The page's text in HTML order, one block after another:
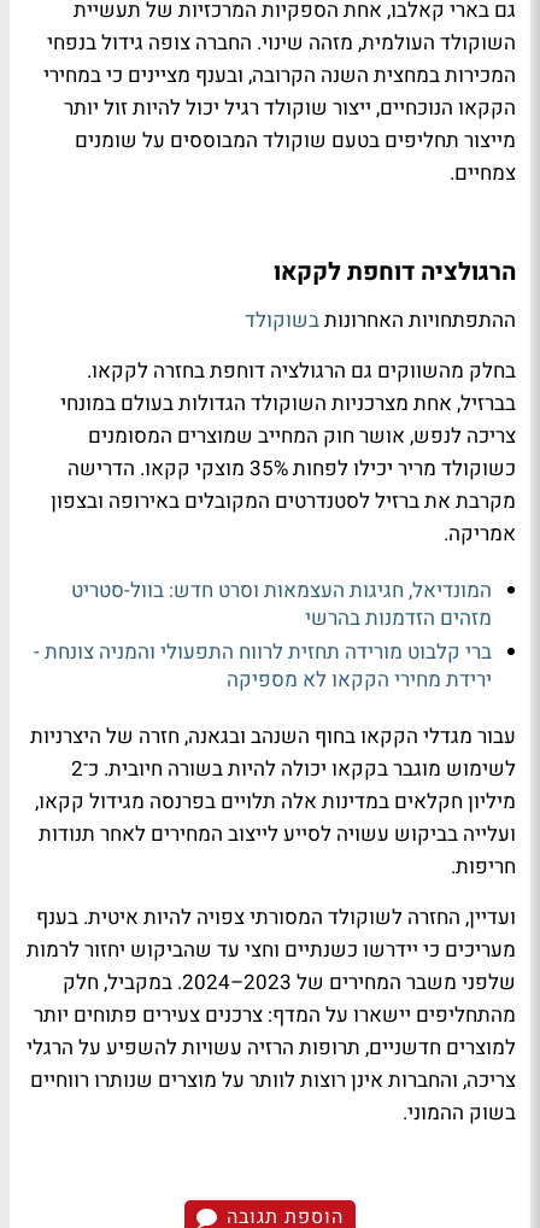
גם בארי קאלבו, אחת הספקיות המרכזיות של תעשיית
השוקולד העולמית, מזהה שינוי. החברה צופה גידול בנפחי
המכירות במחצית השנה הקרובה, ובענף מציינים כי במחירי
הקקאו הנוכחיים, ייצור שוקולד רגיל יכול להיות זול יותר
מייצור תחליפים בטעם שוקולד המבוססים על שומנים
צמחיים.
הרגולציה דוחפת לקקאו
ההתפתחויות האחרונותבשוקולד
בחלק מהשווקים גם הרגולציה דוחפת בחזרה לקקאו.
בברזיל, אחת מצרכניות השוקולד הגדולות בעולם במונחי
צריכה לנפש, אושר חוק המחייב שמוצרים המסומנים
כשוקולד מריר יכילו לפחות 35% מוצקי קקאו. הדרישה
מקרבת את ברזיל לסטנדרטים המקובלים באירופה ובצפון
אמריקה.
המונדיאל, חגיגות העצמאות וסרט חדש: בוול-סטריט
מזהים הזדמנות בהרשי
ברי קלבוט מורידה תחזית לרווח התפעולי והמניה צונחת -
ירידת מחירי הקקאו לא מספיקה
עבור מגדלי הקקאו בחוף השנהב ובגאנה, חזרה של היצרניות
לשימוש מוגבר בקקאו יכולה להיות בשורה חיובית. כ־2
מיליון חקלאים במדינות אלה תלויים בפרנסה מגידול קקאו,
ועלייה בביקוש עשויה לסייע לייצוב המחירים לאחר תנודות
חריפות.
ועדיין, החזרה לשוקולד המסורתי צפויה להיות איטית. בענף
מעריכים כי יידרשו כשנתיים וחצי עד שהביקוש יחזור לרמות
שלפני משבר המחירים של 2023–2024. במקביל, חלק
מהתחליפים יישארו על המדף: צרכנים צעירים פתוחים יותר
למוצרים חדשניים, תרופות הרזיה עשויות להשפיע על הרגלי
צריכה, והחברות אינן רוצות לוותר על מוצרים שנותרו רווחיים
בשוק ההמוני.
הוספת תגובה